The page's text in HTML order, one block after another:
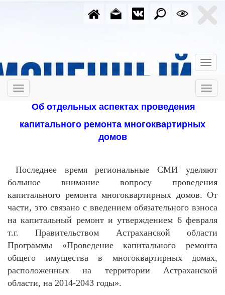
Об отдельных аспектах проведения
капитального ремонта многоквартирных
домов
Последнее время региональные СМИ уделяют
большое внимание вопросу проведения
капитального ремонта многоквартирных домов. От
части, это связано с введением обязательного взноса
на капитальный ремонт и утверждением 6 февраля
т.г. Правительством Астраханской области
Программы «Проведение капитального ремонта
общего имущества в многоквартирных домах,
расположенных на территории Астраханской
области, на 2014-2043 годы».